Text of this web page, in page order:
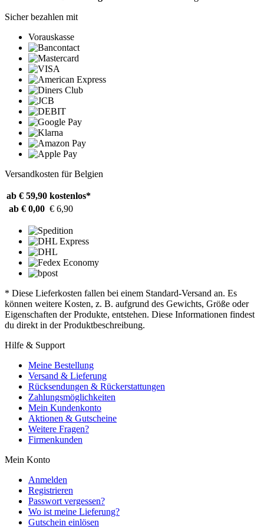
Sicher bezahlen mit
Vorauskasse
Versandkosten für Belgien
ab € 59,90 kostenlos*
ab € 0,00 € 6,90
* Diese Lieferkosten fallen bei einem Standard-Versand an. Es
können weitere Kosten, z. B. aufgrund des Gewichts, Größe oder
Eigenschaften der Produkte, entstehen. Diese Informationen findest
du direkt in der Produktbeschreibung.
Hilfe & Support
Meine Bestellung
Versand & Lieferung
Rücksendungen & Rückerstattungen
Zahlungsmöglichkeiten
Mein Kundenkonto
Aktionen & Gutscheine
Weitere Fragen?
Firmenkunden
Mein Konto
Anmelden
Registrieren
Passwort vergessen?
Wo ist meine Lieferung?
Gutschein einlösen